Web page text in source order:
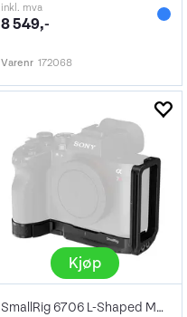
inkl. mva
8 549,-
Varenr 172068
Kjøp
SmallRig 6706 L-Shaped Mount Plate